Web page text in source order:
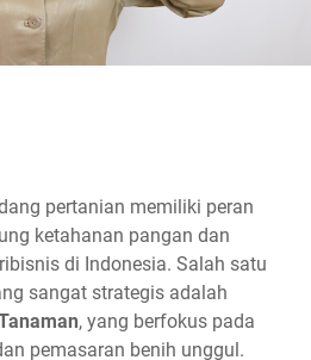
pertanian memiliki peran
ketahanan pangan dan
di Indonesia. Salah satu
sangat strategis adalah
, yang berfokus pada
pemasaran benih unggul.